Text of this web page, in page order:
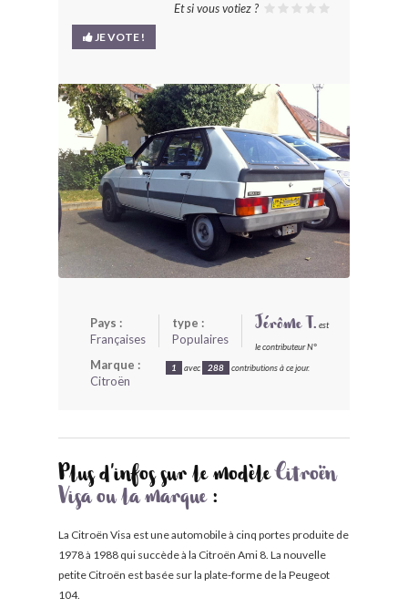
LE BLOG
BONJOURLAVIEILLE ?
MODÈLES ET MARQUES
COMMENT FONCTIONNE BLV ?
Et si vous votiez ?
JE VOTE !
Pays :
Françaises
type :
Populaires
Marque :
Citroën
Jérôme T. est
le contributeur N°
1 avec 288 contributions à ce jour.
Plus d'infos sur le modèleCitroën
Visa ou la marque:
La Citroën Visa est une automobile à cinq portes produite de
1978 à 1988 qui succède à la Citroën Ami 8. La nouvelle
petite Citroën est basée sur la plate-forme de la Peugeot
104.